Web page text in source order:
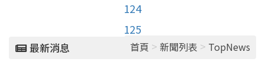
124
125
最新消息 首頁 > 新聞列表 > TopNews